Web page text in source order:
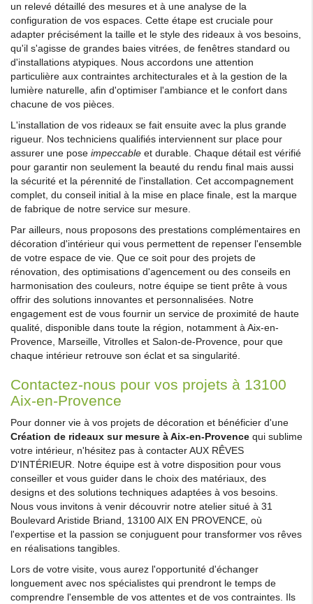
un relevé détaillé des mesures et à une analyse de la
configuration de vos espaces. Cette étape est cruciale pour
adapter précisément la taille et le style des rideaux à vos besoins,
qu'il s'agisse de grandes baies vitrées, de fenêtres standard ou
d'installations atypiques. Nous accordons une attention
particulière aux contraintes architecturales et à la gestion de la
lumière naturelle, afin d'optimiser l'ambiance et le confort dans
chacune de vos pièces.
L'installation de vos rideaux se fait ensuite avec la plus grande
rigueur. Nos techniciens qualifiés interviennent sur place pour
assurer une pose impeccable et durable. Chaque détail est vérifié
pour garantir non seulement la beauté du rendu final mais aussi
la sécurité et la pérennité de l'installation. Cet accompagnement
complet, du conseil initial à la mise en place finale, est la marque
de fabrique de notre service sur mesure.
Par ailleurs, nous proposons des prestations complémentaires en
décoration d'intérieur qui vous permettent de repenser l'ensemble
de votre espace de vie. Que ce soit pour des projets de
rénovation, des optimisations d'agencement ou des conseils en
harmonisation des couleurs, notre équipe se tient prête à vous
offrir des solutions innovantes et personnalisées. Notre
engagement est de vous fournir un service de proximité de haute
qualité, disponible dans toute la région, notamment à Aix-en-
Provence, Marseille, Vitrolles et Salon-de-Provence, pour que
chaque intérieur retrouve son éclat et sa singularité.
Contactez-nous pour vos projets à 13100
Aix-en-Provence
Pour donner vie à vos projets de décoration et bénéficier d'une
Création de rideaux sur mesure à Aix-en-Provence qui sublime
votre intérieur, n'hésitez pas à contacter AUX RÊVES
D'INTÉRIEUR. Notre équipe est à votre disposition pour vous
conseiller et vous guider dans le choix des matériaux, des
designs et des solutions techniques adaptées à vos besoins.
Nous vous invitons à venir découvrir notre atelier situé à 31
Boulevard Aristide Briand, 13100 AIX EN PROVENCE, où
l'expertise et la passion se conjuguent pour transformer vos rêves
en réalisations tangibles.
Lors de votre visite, vous aurez l'opportunité d'échanger
longuement avec nos spécialistes qui prendront le temps de
comprendre l'ensemble de vos attentes et de vos contraintes. Ils